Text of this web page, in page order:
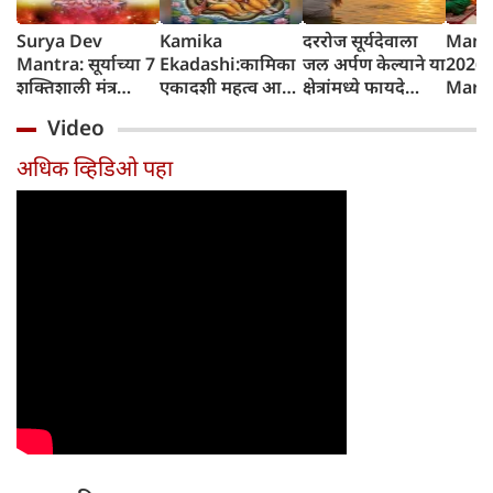
Surya Dev
Mantra: सूर्याच्या 7
शक्तिशाली मंत्र
पूर्ण होतात, रविवारी
कोणत्याही एका
मंत्राचा जप करा
Kamika
Ekadashi:कामिका
एकादशी महत्व आणि
दररोज सूर्यदेवाला
जल अर्पण केल्याने या
क्षेत्रांमध्ये फायदे
विशेष महत्त्व
2026
Video
अधिक व्हिडिओ पहा